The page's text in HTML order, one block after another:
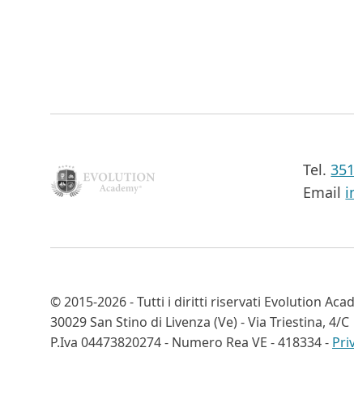
Tel.
Email
©2015-2026- Tutti i diritti riservati Evolution
30029 San Stino di Livenza (Ve) - Via Triestina, 4/C
P.Iva 04473820274 - Numero Rea VE - 418334 -